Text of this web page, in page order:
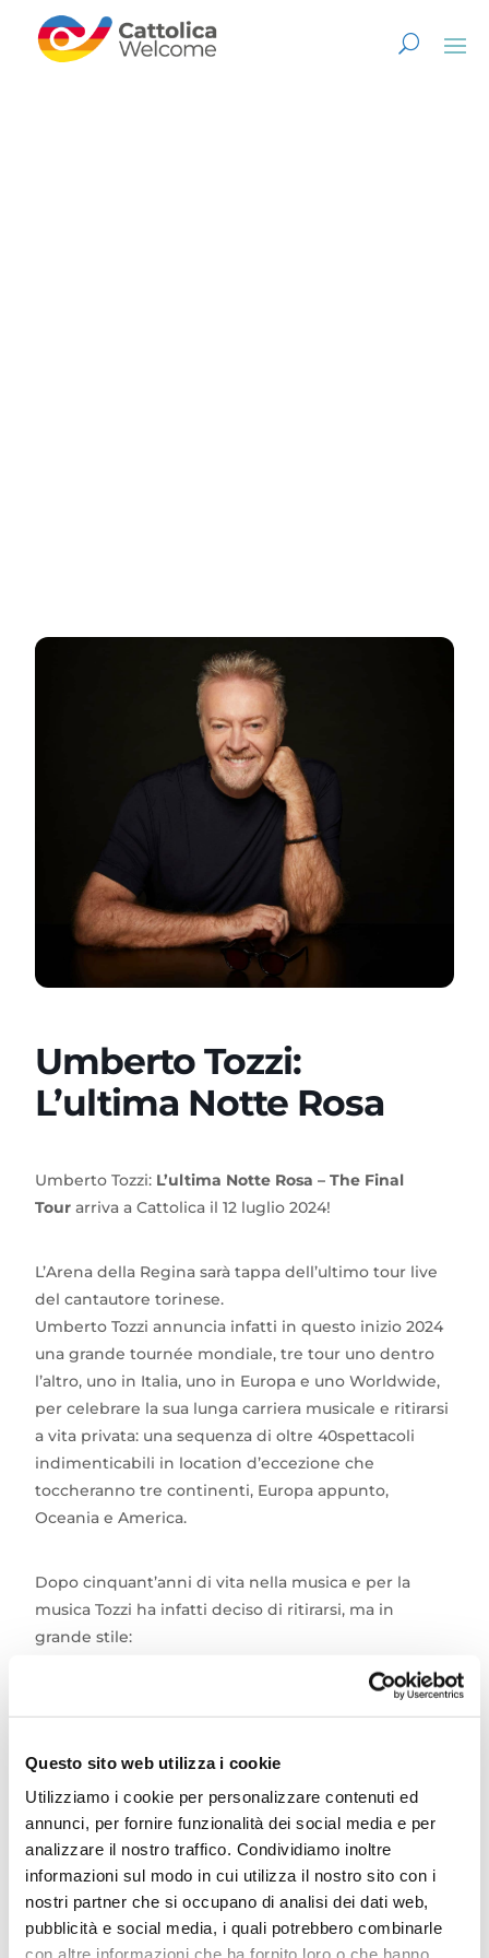
Questo sito web utilizza i cookie
Utilizziamo i cookie per personalizzare contenuti ed
annunci, per fornire funzionalità dei social media e per
analizzare il nostro traffico. Condividiamo inoltre
informazioni sul modo in cui utilizza il nostro sito con i
nostri partner che si occupano di analisi dei dati web,
pubblicità e social media, i quali potrebbero combinarle
con altre informazioni che ha fornito loro o che hanno
Umberto Tozzi:
L’ultima Notte Rosa
Umberto Tozzi: L’ultima Notte Rosa – The Final
Tour arriva a Cattolica il 12 luglio 2024!
L’Arena della Regina sarà tappa dell’ultimo tour live
del cantautore torinese.
Umberto Tozzi annuncia infatti in questo inizio 2024
una grande tournée mondiale, tre tour uno dentro
l’altro, uno in Italia, uno in Europa e uno Worldwide,
per celebrare la sua lunga carriera musicale e ritirarsi
a vita privata: una sequenza di oltre 40spettacoli
indimenticabili in location d’eccezione che
toccheranno tre continenti, Europa appunto,
Oceania e America.
Dopo cinquant’anni di vita nella musica e per la
musica Tozzi ha infatti deciso di ritirarsi, ma in
grande stile:
Italia e nel mondo, più di 80 milioni di dischi venduti
e oltre 2000 concerti.
un’orchestra di 21 elementi e sarà l’ultima occasione
per vivere le emozioni dei live di Umberto Tozzi.
A Cattolica arriva venerdì 12 luglio, con il suo l’Ultima
Notte Rosa, The final Tour, in concerto con orchestra.
La tappa di Cattolica, qui in Arena della Regina, sarà
l’unica data in Riviera.